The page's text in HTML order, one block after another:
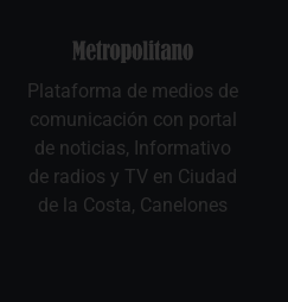
Plataforma de medios de
comunicación con portal
de noticias, Informativo
de radios y TV en Ciudad
de la Costa, Canelones